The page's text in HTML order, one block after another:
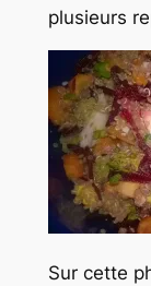
plusieurs
Sur cette